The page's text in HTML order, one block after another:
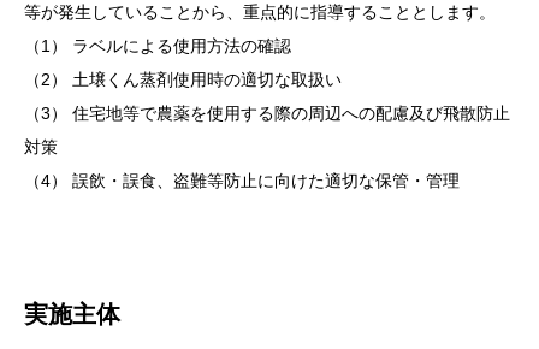
等が発生していることから、重点的に指導することとします。
（1） ラベルによる使用方法の確認
（2） 土壌くん蒸剤使用時の適切な取扱い
（3） 住宅地等で農薬を使用する際の周辺への配慮及び飛散防止
対策
（4） 誤飲・誤食、盗難等防止に向けた適切な保管・管理
実施主体